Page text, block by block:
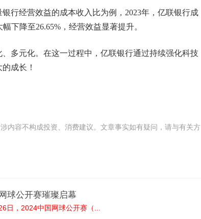
行经营效益的成本收入比为例，2023年，亿联银行成
下降至26.65%，经营效益显著提升。
多元化。在这一过程中，亿联银行通过持续强化科技
成长！
内容不构成投资、消费建议。文章事实如有疑问，请与有关方
球公开赛璀璨启幕
日，2024中国网球公开赛（...